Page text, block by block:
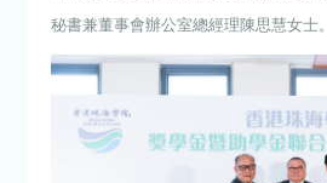
秘書兼董事會辦公室總經理陳思慧女士。